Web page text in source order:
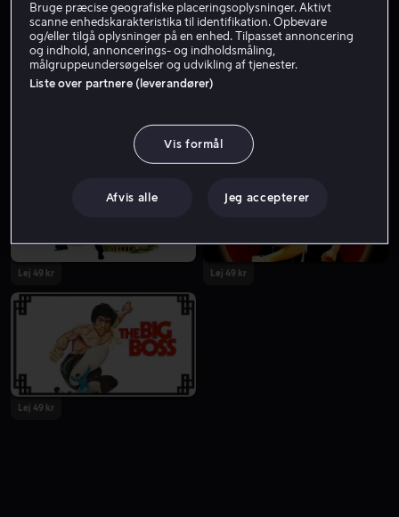
Fra 49 kr
Lej 49 kr Lej 49 kr
Lej 49 kr
Bruge præcise geografiske placeringsoplysninger. Aktivt
scanne enhedskarakteristika til identifikation. Opbevare
og/eller tilgå oplysninger på en enhed. Tilpasset annoncering
og indhold, annoncerings- og indholdsmåling,
målgruppeundersøgelser og udvikling af tjenester.
Liste over partnere (leverandører)
Vis formål
Afvis alle Jeg accepterer